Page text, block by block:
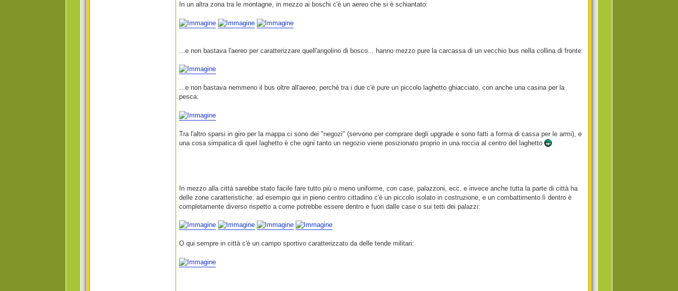
In un altra zona tra le montagne, in mezzo ai boschi c'è un aereo che si è schiantato:
...e non bastava l'aereo per caratterizzare quell'angolino di bosco... hanno mezzo pure la carcassa di un vecchio bus nella collina di fronte:
...e non bastava nemmeno il bus oltre all'aereo, perchè tra i due c'è pure un piccolo laghetto ghiacciato, con anche una casina per la
pesca:
Tra l'altro sparsi in giro per la mappa ci sono dei "negozi" (servono per comprare degli upgrade e sono fatti a forma di cassa per le armi), e
una cosa simpatica di quel laghetto è che ogni tanto un negozio viene posizionato proprio in una roccia al centro del laghetto
In mezzo alla città sarebbe stato facile fare tutto più o meno uniforme, con case, palazzoni, ecc. e invece anche tutta la parte di città ha
delle zone caratteristiche: ad esempio qui in pieno centro cittadino c'è un piccolo isolato in costruzione, e un combattimento lì dentro è
completamente diverso rispetto a come potrebbe essere dentro e fuori dalle case o sui tetti dei palazzi:
O qui sempre in città c'è un campo sportivo caratterizzato da delle tende militari: